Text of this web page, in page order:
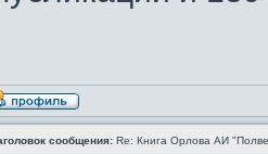
сообщения: Re: Книга Орлова АИ